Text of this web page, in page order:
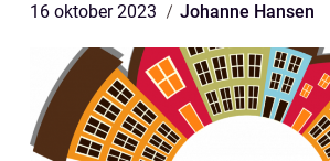
16 oktober 2023 Johanne Hansen